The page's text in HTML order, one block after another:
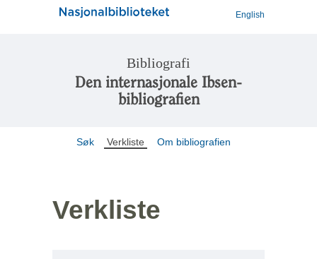
English
Bibliografi
Den internasjonale Ibsen-
bibliografien
Søk Verkliste Om bibliografien
Verkliste